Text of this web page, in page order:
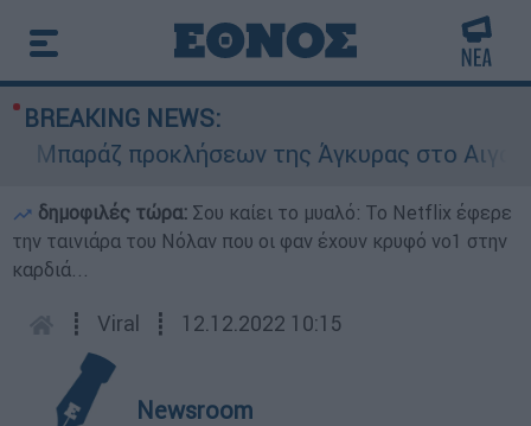
BREAKING NEWS:
προκλήσεων της Άγκυρας στο Αιγαίο:
δημοφιλές τώρα: Σου καίει το μυαλό: Το Netflix έφερε
την ταινιάρα του Νόλαν που οι φαν έχουν κρυφό νο1 στην
καρδιά...
┋ Viral ┋ 12.12.2022 10:15
Newsroom